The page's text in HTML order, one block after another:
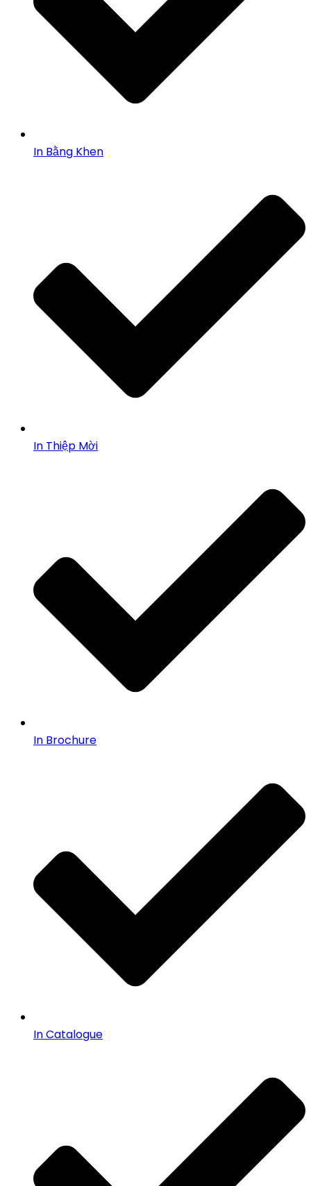
In Bằng Khen
In Thiệp Mời
In Brochure
In Catalogue